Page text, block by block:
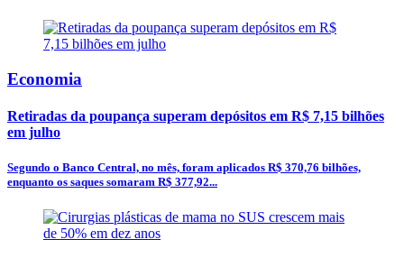
Economia
Retiradas da poupança superam depósitos em R$ 7,15 bilhões
em julho
Segundo o Banco Central, no mês, foram aplicados R$ 370,76 bilhões,
enquanto os saques somaram R$ 377,92...